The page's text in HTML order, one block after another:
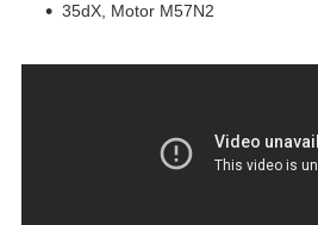
35dX, Motor M57N2